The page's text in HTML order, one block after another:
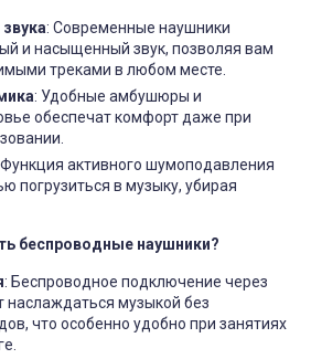
: Современные наушники
и насыщенный звук, позволяя вам
треками в любом месте.
: Удобные амбушюры и
обеспечат комфорт даже при
активного шумоподавления
погрузиться в музыку, убирая
беспроводные наушники?
: Беспроводное подключение через
наслаждаться музыкой без
что особенно удобно при занятиях